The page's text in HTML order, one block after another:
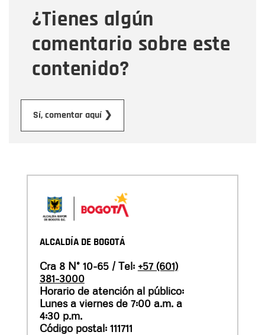
¿Tienes algún
comentario sobre este
contenido?
Sí, comentar aquí ❯
Mensaje
ALCALDÍA DE BOGOTÁ
Cra 8 N° 10-65 / Tel: +57 (601)
381-3000
Horario de atención al público:
Lunes a viernes de 7:00 a.m. a
4:30 p.m.
Código postal: 111711